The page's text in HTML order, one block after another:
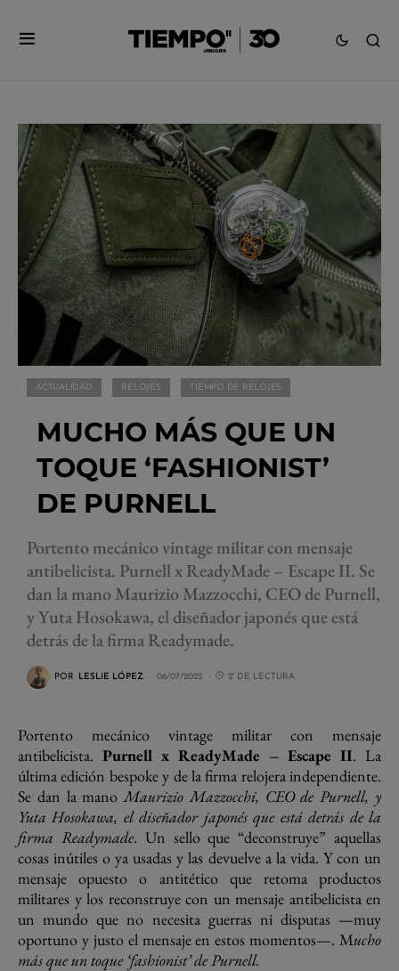
ACTUALIDAD RELOJES TIEMPO DE RELOJES
MUCHO MÁS QUE UN
TOQUE ‘FASHIONIST’
DE PURNELL
Portento mecánico vintage militar con mensaje
antibelicista. Purnell x ReadyMade – Escape II. Se
dan la mano Maurizio Mazzocchi, CEO de Purnell,
y Yuta Hosokawa, el diseñador japonés que está
detrás de la firma Readymade.
POR LESLIE LÓPEZ 06/07/2022 2' DE LECTURA
Portento mecánico vintage militar con mensaje
antibelicista. Purnell x ReadyMade – Escape II. La
última edición bespoke y de la firma relojera independiente.
Se dan la manoMaurizio Mazzocchi, CEO de Purnell, y
Yuta Hosokawa, el diseñador japonés que está detrás de la
firma Readymade. Un sello que “deconstruye” aquellas
cosas inútiles o ya usadas y las devuelve a la vida. Y con un
mensaje opuesto o antitético que retoma productos
militares y los reconstruye con un mensaje antibelicista en
un mundo que no necesita guerras ni disputas —muy
oportuno y justo el mensaje en estos momentos—. Mucho
más que un toque ‘fashionist’ de Purnell.